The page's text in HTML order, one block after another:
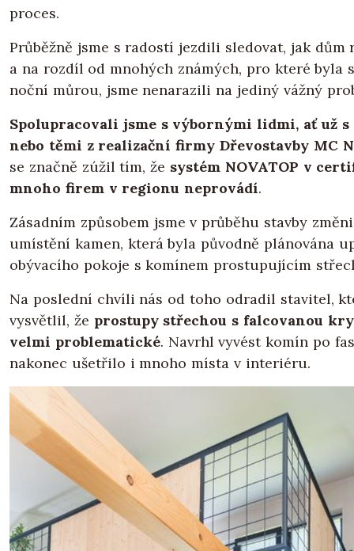
proces.
Průběžně jsme s radostí jezdili sledovat, jak dům
a na rozdíl od mnohých známých, pro které byla
noční můrou, jsme nenarazili na jediný vážný
Spolupracovali jsme s výbornými lidmi, ať už
nebo těmi z realizační firmy Dřevostavby MC
se značně zúžil tím, že systém NOVATOP v
mnoho firem v regionu neprovádí.
Zásadním způsobem jsme v průběhu stavby
umístění kamen, která byla původně plánována
obývacího pokoje s komínem prostupujícím
Na poslední chvíli nás od toho odradil stavitel,
vysvětlil, že prostupy střechou s falcovanou
velmi problematické. Navrhl vyvést komín po
nakonec ušetřilo i mnoho místa v interiéru.